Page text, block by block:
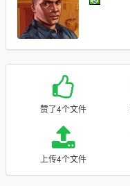
赞了4个文件
上传4个文件